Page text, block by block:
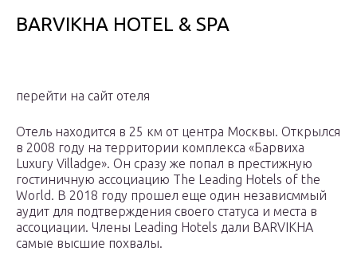
BARVIKHA HOTEL & SPA
перейти на сайт отеля
Отель находится в 25 км от центра Москвы. Открылся
в 2008 году на территории комплекса «Барвиха
Luxury Villadge». Он сразу же попал в престижную
гостиничную ассоциацию The Leading Hotels of the
World. В 2018 году прошел еще один независммый
аудит для подтверждения своего статуса и места в
ассоциации. Члены Leading Hotels дали BARVIKHA
самые высшие похвалы.